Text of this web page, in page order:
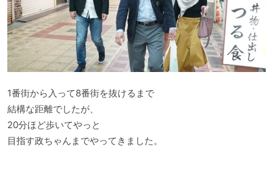
1番街から入って8番街を抜けるまで
結構な距離でしたが、
20分ほど歩いてやっと
目指す政ちゃんまでやってきました。